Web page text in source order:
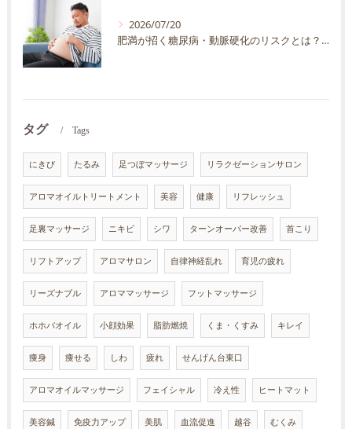
2026/07/20
肥満が招く糖尿病・動脈硬化のリスクとは？30代40代男性が今すぐ始めたい予防法を徹底解説
タグ Tags
にきび たるみ 足つぼマッサージ リラクゼーションサロン
アロマオイルトリートメント 美容 健康 リフレッシュ
足裏マッサージ ニキビ シワ ターンオーバー改善 首こり
リフトアップ アロマサロン 自律神経乱れ 育児の疲れ
リーズナブル アロママッサージ フットマッサージ
ホホバオイル 小顔効果 脂肪燃焼 くま・くすみ キレイ
痩身 痩せる しわ 疲れ せんげん台東口
アロマオイルマッサージ フェイシャル 冷え性 ヒートマット
美容鍼 免疫力アップ 美肌 血流促進 越谷 むくみ